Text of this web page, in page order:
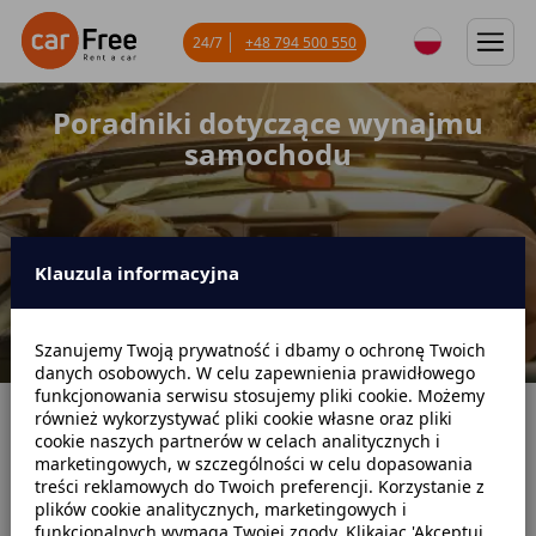
Poradniki dotyczące wynajmu
samochodu
24/7 +48 794 500 550
Strona główna Blog Poradniki dotyczące wynajmu
Klauzula informacyjna
Szanujemy Twoją prywatność i dbamy o ochronę Twoich
danych osobowych. W celu zapewnienia prawidłowego
funkcjonowania serwisu stosujemy pliki cookie. Możemy
również wykorzystywać pliki cookie własne oraz pliki
cookie naszych partnerów w celach analitycznych i
marketingowych, w szczególności w celu dopasowania
treści reklamowych do Twoich preferencji. Korzystanie z
plików cookie analitycznych, marketingowych i